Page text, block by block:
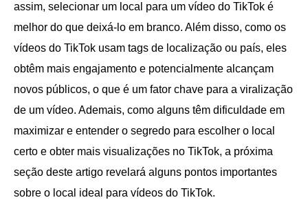
assim, selecionar um local para um vídeo do TikTok é
melhor do que deixá-lo em branco. Além disso, como os
vídeos do TikTok usam tags de localização ou país, eles
obtêm mais engajamento e potencialmente alcançam
novos públicos, o que é um fator chave para a viralização
de um vídeo. Ademais, como alguns têm dificuldade em
maximizar e entender o segredo para escolher o local
certo e obter mais visualizações no TikTok, a próxima
seção deste artigo revelará alguns pontos importantes
sobre o local ideal para vídeos do TikTok.